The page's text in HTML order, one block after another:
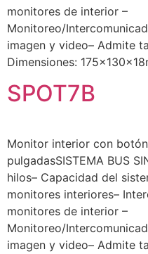
monitores de interior –
Monitoreo/
imagen y video– Admite
Dimensiones:
SPOT7B
Monitor interior con
pulgadasSISTEMA BUS
hilos– Capacidad del
monitores interiores–
monitores de interior –
Monitoreo/
imagen y video– Admite